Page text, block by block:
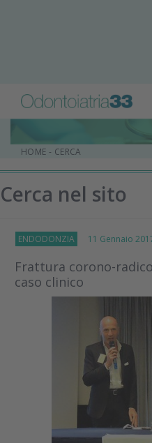
HOME - CERCA
Cerca nel sito
ENDODONZIA 11 Gennaio
Frattura corono-
caso clinico